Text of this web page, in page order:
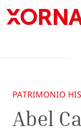
PATRIMONIO
Abel